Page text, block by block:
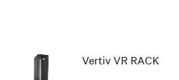
Vertiv VR RACK